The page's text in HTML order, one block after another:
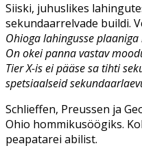
Siiski, juhuslikes
sekundaarrelvade buildi.
Ohioga lahingusse
On okei panna vastav
Tier X-is ei pääse sa tihti
spetsiaalseid
Schlieffen, Preussen ja
Ohio hommikusöögiks.
peapatarei abilist.